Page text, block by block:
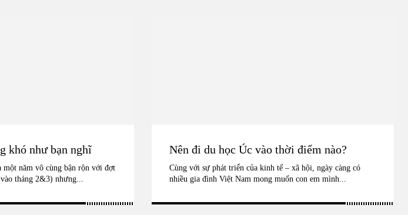
khó như bạn nghĩ
năm vô cùng bận rộn với đợt
tháng 2&3) nhưng...
Nên đi du học Úc vào thời điểm nào?
Cùng với sự phát triển của kinh tế – xã hội, ngày càng có
nhiều gia đình Việt Nam mong muốn con em mình...